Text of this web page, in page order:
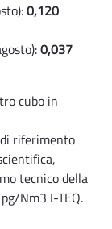
0,120
0,037
cubo in
riferimento
tecnico della
Nm3 I-TEQ.